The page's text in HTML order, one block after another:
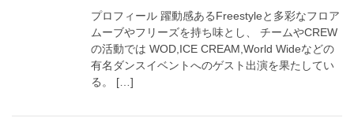
プロフィール 躍動感あるFreestyleと多彩なフロア
ムーブやフリーズを持ち味とし、 チームやCREW
の活動では WOD,ICE CREAM,World Wideなどの
有名ダンスイベントへのゲスト出演を果たしてい
る。 […]